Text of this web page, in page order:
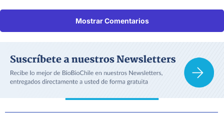
Mostrar Comentarios